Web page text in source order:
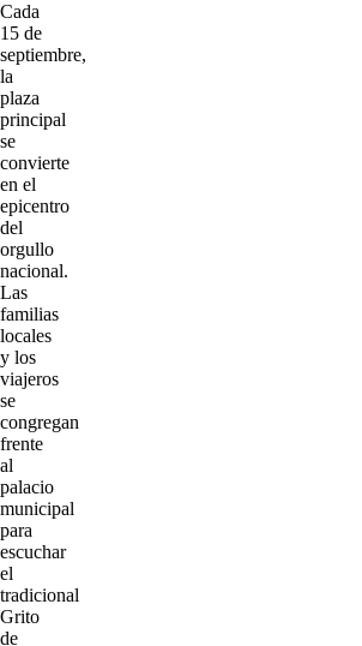
Cada
15 de
septiembre,
la
plaza
principal
se
convierte
en el
epicentro
del
orgullo
nacional.
Las
familias
locales
y los
viajeros
se
congregan
frente
al
palacio
municipal
para
escuchar
el
tradicional
Grito
de